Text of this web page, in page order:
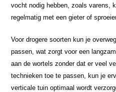
vocht nodig hebben, zoals varens,
regelmatig met een gieter of
Voor drogere soorten kun je
passen, wat zorgt voor een
aan de wortels zonder dat er veel
technieken toe te passen, kun je
verticale tuin optimaal wordt